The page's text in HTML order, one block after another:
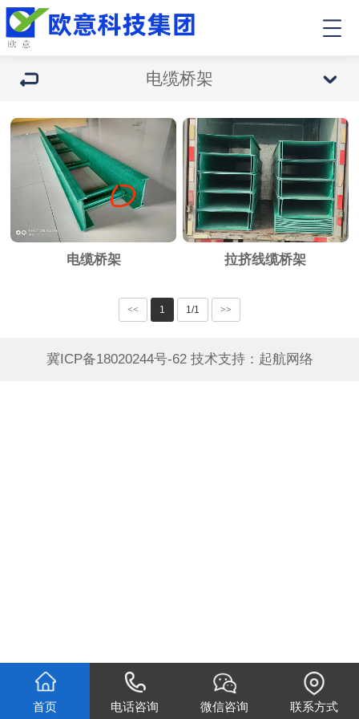
电缆桥架
电缆桥架 拉挤线缆桥架
<< 1 1/1 >>
冀ICP备18020244号-62技术支持： 起航网络
首页 电话咨询 微信咨询 联系方式